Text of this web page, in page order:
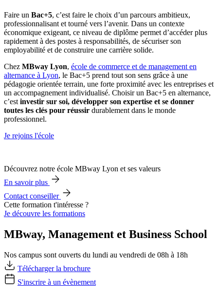
Faire un Bac+5, c’est faire le choix d’un parcours ambitieux,
professionnalisant et tourné vers l’avenir. Dans un contexte
économique exigeant, ce niveau de diplôme permet d’accéder plus
rapidement à des postes à responsabilités, de sécuriser son
employabilité et de construire une carrière solide.
Chez MBway Lyon, école de commerce et de management en
alternance à Lyon, le Bac+5 prend tout son sens grâce à une
pédagogie orientée terrain, une forte proximité avec les entreprises et
un accompagnement individualisé. Choisir un Bac+5 en alternance,
c’est investir sur soi, développer son expertise et se donner
toutes les clés pour réussir durablement dans le monde
professionnel.
Je rejoins l'école
Découvrez notre école MBway Lyon et ses valeurs
En savoir plus
Contact conseiller
Cette formation t'intéresse ?
Je découvre les formations
MBway, Management et Business School
Nos campus sont ouverts du lundi au vendredi de 08h à 18h
Télécharger la brochure
S'inscrire à un évènement